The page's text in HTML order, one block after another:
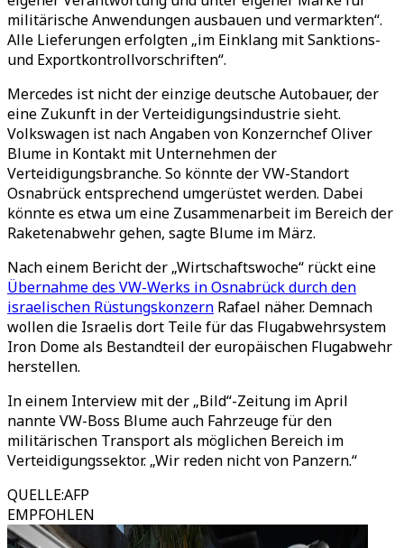
militärische Anwendungen ausbauen und vermarkten“.
Alle Lieferungen erfolgten „im Einklang mit Sanktions-
und Exportkontrollvorschriften“.
Mercedes ist nicht der einzige deutsche Autobauer, der
eine Zukunft in der Verteidigungsindustrie sieht.
Volkswagen ist nach Angaben von Konzernchef Oliver
Blume in Kontakt mit Unternehmen der
Verteidigungsbranche. So könnte der VW-Standort
Osnabrück entsprechend umgerüstet werden. Dabei
könnte es etwa um eine Zusammenarbeit im Bereich der
Raketenabwehr gehen, sagte Blume im März.
Nach einem Bericht der „Wirtschaftswoche“ rückt eine
Übernahme des VW-Werks in Osnabrück durch den
israelischen Rüstungskonzern Rafael näher. Demnach
wollen die Israelis dort Teile für das Flugabwehrsystem
Iron Dome als Bestandteil der europäischen Flugabwehr
herstellen.
In einem Interview mit der „Bild“-Zeitung im April
nannte VW-Boss Blume auch Fahrzeuge für den
militärischen Transport als möglichen Bereich im
Verteidigungssektor. „Wir reden nicht von Panzern.“
QUELLE:AFP
EMPFOHLEN